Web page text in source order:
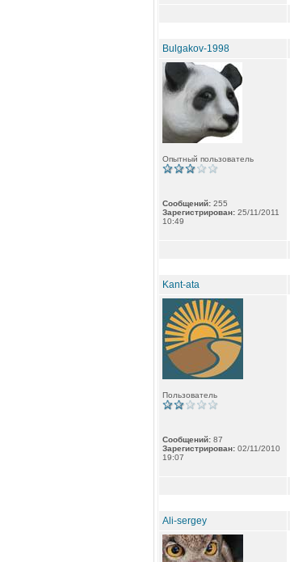
Bulgakov-1998
Опытный пользователь
Сообщений: 255
Зарегистрирован: 25/11/2011
10:49
Kant-ata
Пользователь
Сообщений: 87
Зарегистрирован: 02/11/2010
19:07
Ali-sergey